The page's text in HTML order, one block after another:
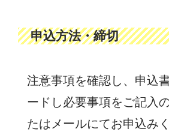
申込方法・締切
注意事項を確認し、申込
ードし必要事項をご記入
たはメールにてお申込み